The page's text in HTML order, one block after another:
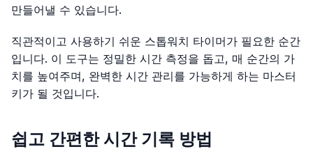
만들어낼 수 있습니다.
직관적이고 사용하기 쉬운 스톱워치 타이머가 필요한 순간
입니다. 이 도구는 정밀한 시간 측정을 돕고, 매 순간의 가
치를 높여주며, 완벽한 시간 관리를 가능하게 하는 마스터
키가 될 것입니다.
쉽고 간편한 시간 기록 방법